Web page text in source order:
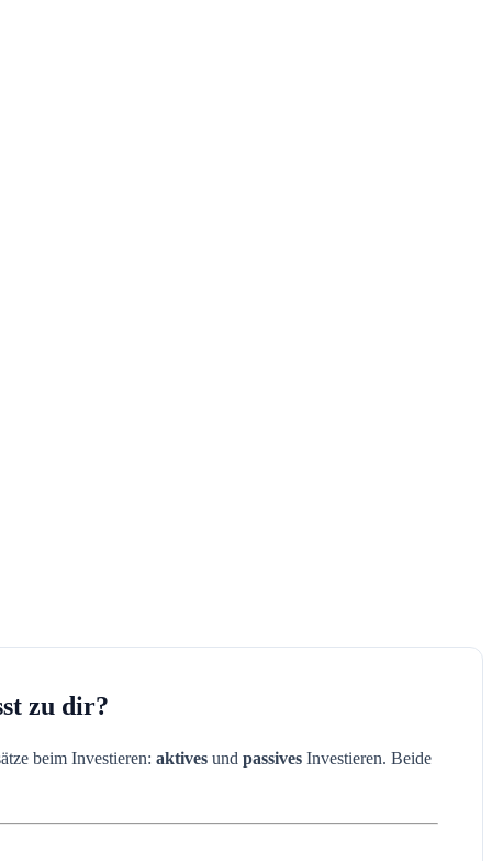
zu dir?
beim Investieren: aktives und passives Investieren. Beide